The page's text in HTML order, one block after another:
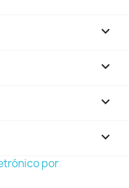



keyboard_arrow_down
por